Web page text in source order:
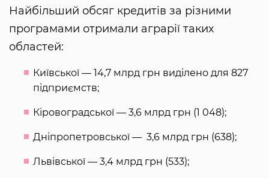
Найбільший обсяг кредитів за різними
програмами отримали аграрії таких
областей:
Київської — 14,7 млрд грн виділено для 827
підприємств;
Кіровоградської — 3,6 млрд грн (1 048);
Дніпропетровської — 3,6 млрд грн (638);
Львівської — 3,4 млрд грн (533);